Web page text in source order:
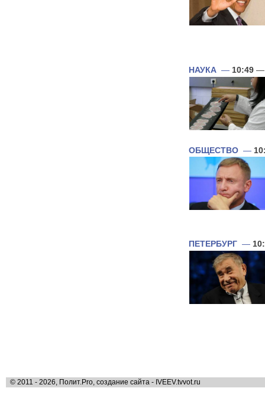
НАУКА — 10:49 —
ОБЩЕСТВО —
ПЕТЕРБУРГ —
© 2011 - 2026, Полит.Pro, создание сайта - IVEEV.tvvot.ru